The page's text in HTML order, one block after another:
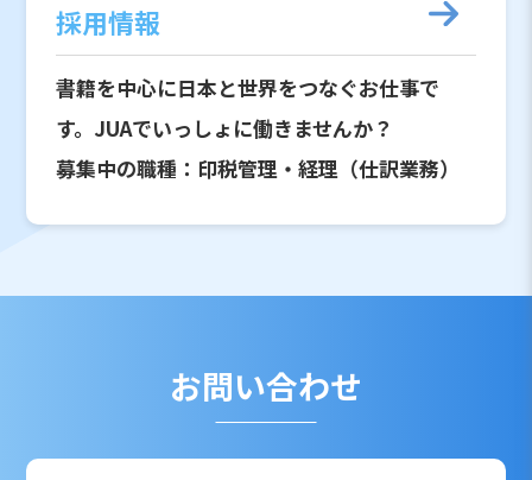
採用情報
書籍を中心に日本と世界をつなぐお仕事で
す。JUAでいっしょに働きませんか？
募集中の職種：印税管理・経理（仕訳業務）
お問い合わせ